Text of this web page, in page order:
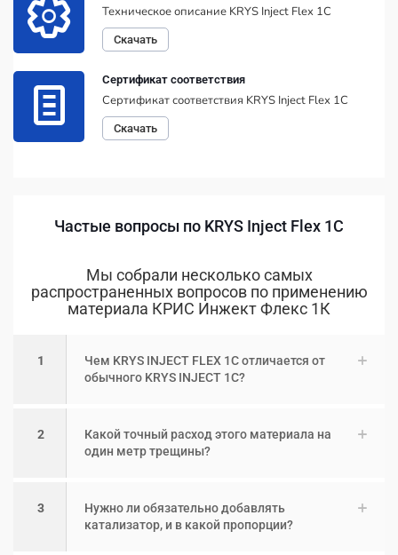
Техническое описание KRYS Inject Flex 1C
Скачать
Сертификат соответствия
Сертификат соответствия KRYS Inject Flex 1C
Скачать
Частые вопросы по KRYS Inject Flex 1C
Мы собрали несколько самых
распространенных вопросов по применению
материала КРИС Инжект Флекс 1К
1
Чем KRYS INJECT FLEX 1C отличается от
обычного KRYS INJECT 1C?
2
Какой точный расход этого материала на
один метр трещины?
3
Нужно ли обязательно добавлять
катализатор, и в какой пропорции?